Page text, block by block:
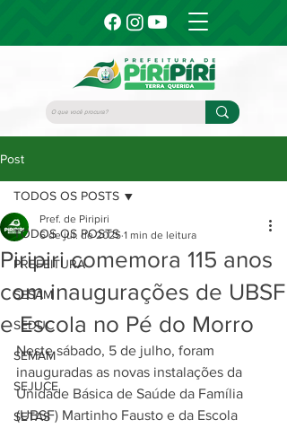
Post
TODOS OS POSTS
PREFEITURA
SESAM
SEDUC
SEMAM
SEJUCE
SETAS
TODOS OS POSTS
Piripiri comemora 115 anos
com inaugurações de UBSF
e Escola no Pé do Morro
Pref. de Piripiri
6 de jul. de 2025 1 min de leitura
Neste sábado, 5 de julho, foram
inauguradas as novas instalações da
Unidade Básica de Saúde da Família
(UBSF) Martinho Fausto e da Escola